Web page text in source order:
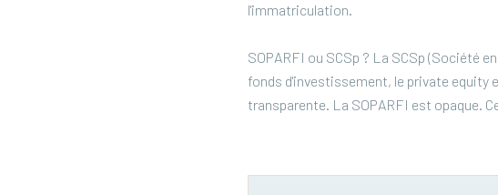
l'immatriculation.
SOPARFI ou SCSp ? La SCSp (Société
fonds d'investissement, le private equity
transparente. La SOPARFI est opaque.